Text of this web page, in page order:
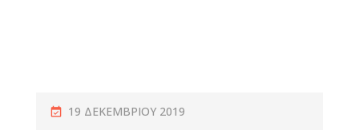
19 ΔΕΚΕΜΒΡΊΟΥ 2019